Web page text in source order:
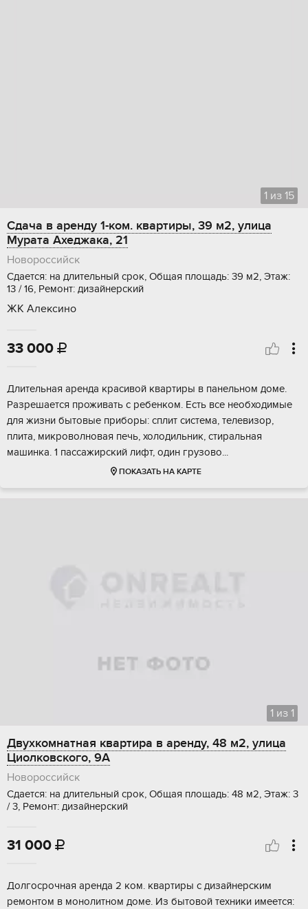
1 из 15
Сдача в аренду 1-ком. квартиры, 39 м2, улица
Мурата Ахеджака, 21
Новороссийск
Сдается: на длительный срок, Общая площадь: 39 м2, Этаж:
13 / 16, Ремонт: дизайнерский
ЖК Алексино
33 000 
Длительная аренда красивой квартиры в панельном доме.
Разрешается проживать с ребенком. Есть все необходимые
для жизни бытовые приборы: сплит система, телевизор,
плита, микроволновая печь, холодильник, стиральная
машинка. 1 пассажирский лифт, один грузово...
ПОКАЗАТЬ НА КАРТЕ
1 из 1
Двухкомнатная квартира в аренду, 48 м2, улица
Циолковского, 9А
Новороссийск
Сдается: на длительный срок, Общая площадь: 48 м2, Этаж: 3
/ 3, Ремонт: дизайнерский
31 000 
Долгосрочная аренда 2 ком. квартиры с дизайнерским
ремонтом в монолитном доме. Из бытовой техники имеется: